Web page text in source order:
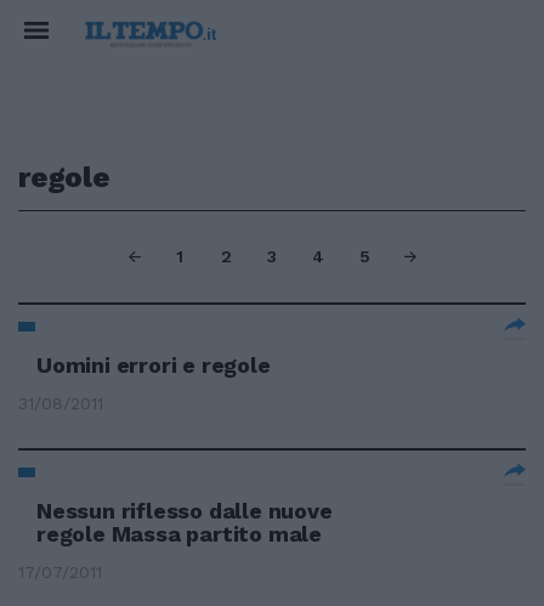
regole
1 2 3 4 5
Uomini errori e regole
31/08/2011
Nessun riflesso dalle nuove
regole Massa partito male
17/07/2011